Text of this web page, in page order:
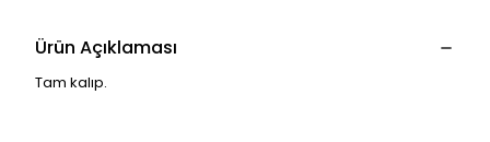
Ürün Açıklaması
Tam kalıp.